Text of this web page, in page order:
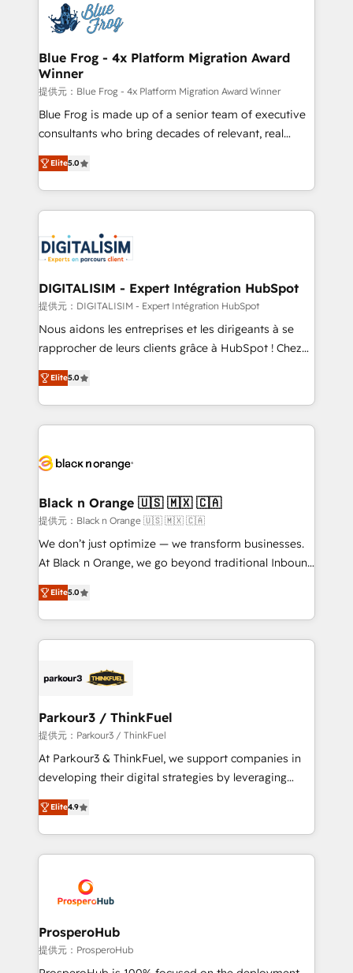
team of 25+ experts Contact us today to help you
get more from your investment in HubSpot.
Implementation partner, we provide expertise to
drive your business forward. Since 2015 we are fully
dedicated to HubSpot and with an experienced
team (50+), we work with reputable companies in
B2B sectors such as manufacturing, SaaS and
business services. We prepare a customized
business case that demonstrates the value and
detailed financial rationale with a focus on ROI and
TCO. As a trusted extension of your team, we
business up for long-term success. Unlock your
business. If not now, when?
Blue Frog - 4x Platform Migration Award
Winner
提供元：Blue Frog - 4x Platform Migration Award Winner
Blue Frog is made up of a senior team of executive
consultants who bring decades of relevant, real
world experience to our client engagements. "Blue
Frog is a top, trusted partner in HubSpot's
ecosystem for a reason. Their team brings over a
decade of experience to the table, along with deep
for driving growth. They are committed to helping
our customers grow and finding solutions that fit
their unique business needs. We are thrilled to have
Blue Frog in the HubSpot ecosystem leading the
way for customers!" - Yamini Rangan, CEO of
HubSpot “Our experience with the team at Blue Frog
of experience and quality of skilled staff has earned
them a trusted reputation within the HubSpot
clients.” - Brian Garvey, VP, Solutions Partner
Program, HubSpot.
Elite5.0
DIGITALISIM - Expert Intégration HubSpot
提供元：DIGITALISIM - Expert Intégration HubSpot
Nous aidons les entreprises et les dirigeants à se
rapprocher de leurs clients grâce à HubSpot ! Chez
DIGITALISIM, nous avons l'intime conviction que la
réussite des entreprises passe par l’innovation web,
le marketing digital, et la relation client ! C'est
pourquoi, nos experts sont à la fois capables de
référencement, votre stratégie digitale et le pilotage
projet HubSpot avec DIGITALISIM : 🧽 Nettoyage,
migration et intégration des bases de données. 🚀
Développement des interfaces avec vos logiciels
métiers ⚙️ Configuration de la plateforme HubSpot
Book Process & Guidelines utilisateurs 🎓
Formations des utilisateurs
Elite5.0
Black n Orange 🇺🇸 🇲🇽 🇨🇦
提供元：Black n Orange 🇺🇸 🇲🇽 🇨🇦
We don’t just optimize — we transform businesses.
At Black n Orange, we go beyond traditional Inbound
Marketing with our exclusive methodologies:
BOOMS and BOOST. Together, they form a powerful
combination that has driven success for over 800
businesses worldwide. As Elite HubSpot Partners, we
strategies that integrate data-driven marketing,
companies scale faster and smarter. 🔹 BOOMS:
Demand generation for all your buyers With BOOMS,
you invest in 100% of your buyers, accelerating your
growth and positioning yourself as an undisputed
transformation process A methodology designed to
implement HubSpot effectively and optimize your
record of business transformation, our growth-first
approach has helped brands dominate their
Elite5.0
Parkour3 / ThinkFuel
提供元：Parkour3 / ThinkFuel
At Parkour3 & ThinkFuel, we support companies in
developing their digital strategies by leveraging
technologies and automating their marketing and
sales processes to generate growth. Our offer spans
from Strategy to Operations. We specialize in CRM
onboarding and implementation, web design, sales
extensive experience working with tech companies
and manufacturers since 2002, we are committed to
empowering our clients and developing their
autonomy. Get to grips with HubSpot through
guided implementation and seamless integration of
Elite4.9
ProsperoHub
提供元：ProsperoHub